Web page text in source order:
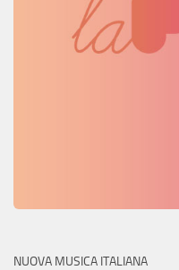
NUOVA MUSICA ITALIANA